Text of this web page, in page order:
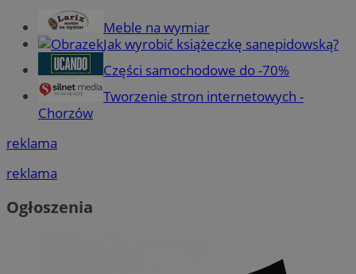
Meble na wymiar
Jak wyrobić książeczkę sanepidowską?
Części samochodowe do -70%
Tworzenie stron internetowych -
Chorzów
reklama
reklama
Ogłoszenia